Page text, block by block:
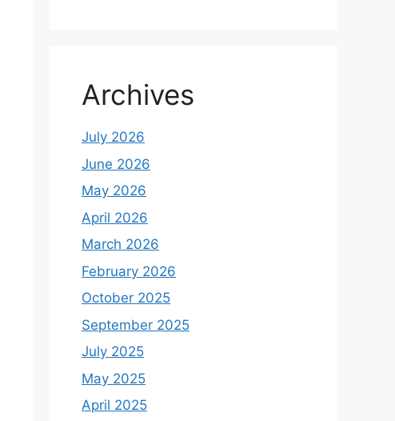
Archives
July 2026
June 2026
May 2026
April 2026
March 2026
February 2026
October 2025
September 2025
July 2025
May 2025
April 2025